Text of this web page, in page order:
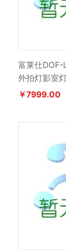
富莱仕DOF-
外拍灯影室
￥7999.00